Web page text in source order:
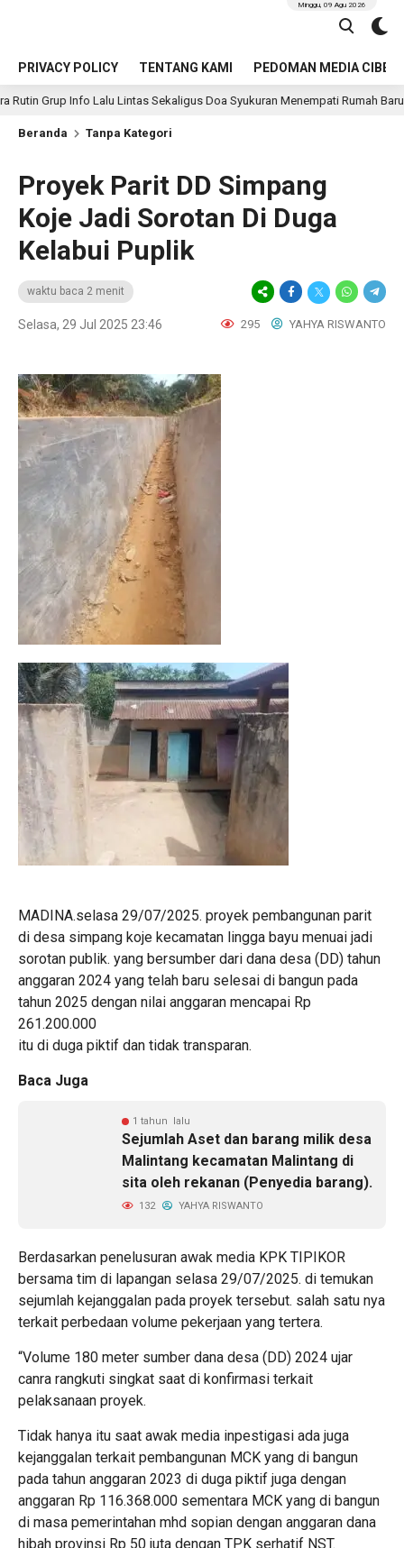
PRIVACY POLICY TENTANG KAMI PEDOMAN MEDIA CIBER
Minggu, 09 Agu 2026
Lalu Lintas Sekaligus Doa Syukuran Menempati Rumah Baru 2 jam
Beranda Tanpa Kategori
Proyek Parit DD Simpang
Koje Jadi Sorotan Di Duga
Kelabui Puplik
waktu baca 2 menit
Selasa, 29 Jul 2025 23:46 295 YAHYA RISWANTO
MADINA.selasa 29/07/2025. proyek pembangunan parit
di desa simpang koje kecamatan lingga bayu menuai jadi
sorotan publik. yang bersumber dari dana desa (DD) tahun
anggaran 2024 yang telah baru selesai di bangun pada
tahun 2025 dengan nilai anggaran mencapai Rp
261.200.000
itu di duga piktif dan tidak transparan.
Baca Juga
1 tahun lalu
Sejumlah Aset dan barang milik desa
Malintang kecamatan Malintang di
sita oleh rekanan (Penyedia barang).
132 YAHYA RISWANTO
Berdasarkan penelusuran awak media KPK TIPIKOR
bersama tim di lapangan selasa 29/07/2025. di temukan
sejumlah kejanggalan pada proyek tersebut. salah satu nya
terkait perbedaan volume pekerjaan yang tertera.
“Volume 180 meter sumber dana desa (DD) 2024 ujar
canra rangkuti singkat saat di konfirmasi terkait
pelaksanaan proyek.
Tidak hanya itu saat awak media inpestigasi ada juga
kejanggalan terkait pembangunan MCK yang di bangun
pada tahun anggaran 2023 di duga piktif juga dengan
anggaran Rp 116.368.000 sementara MCK yang di bangun
di masa pemerintahan mhd sopian dengan anggaran dana
hibah provinsi Rp 50 juta dengan TPK serhatif NST.